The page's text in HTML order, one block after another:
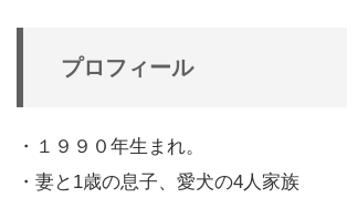
プロフィール
・１９９０年生まれ。
・妻と1歳の息子、愛犬の4人家族